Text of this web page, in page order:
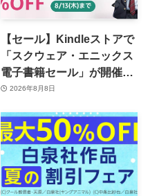
【セール】Kindleストアで
「スクウェア・エニックス
電子書籍セール」が開催中
ｰ コミックやゲーム関連書
2026年8月8日